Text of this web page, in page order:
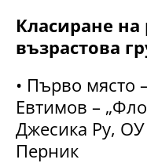
Класиране
възрастова
• Първо място
Евтимов –
Джесика Ру,
Перник